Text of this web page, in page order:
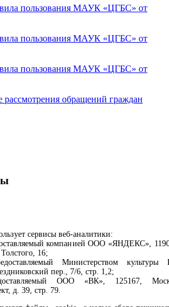
пользования МАУК «ЦГБС» от
пользования МАУК «ЦГБС» от
пользования МАУК «ЦГБС» от
рассмотрения обращений граждан
сервисы веб-аналитики:
компанией ООО «ЯНДЕКС»,
16;
Министерством культуры
пер., 7/6, стр. 1,2;
ООО «ВК», 125167,
д. 39, стр. 79.